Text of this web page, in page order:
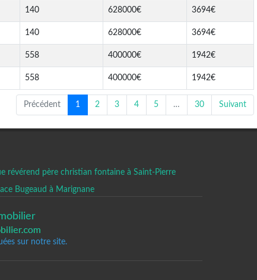
140 628000€ 3694€
140 628000€ 3694€
558 400000€ 1942€
558 400000€ 1942€
Précédent 1 2 3 4 5 … 30 Suivant
révérend père christian fontaine à Saint-Pierre
Bugeaud à Marignane
sur notre site.